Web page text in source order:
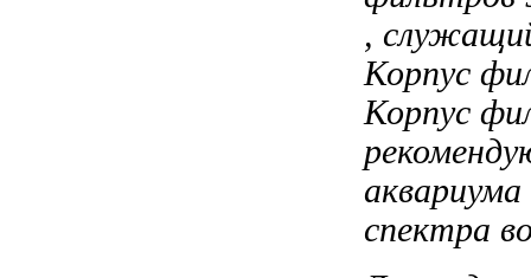
,
Корпус
Корпус
аквариума
спектра